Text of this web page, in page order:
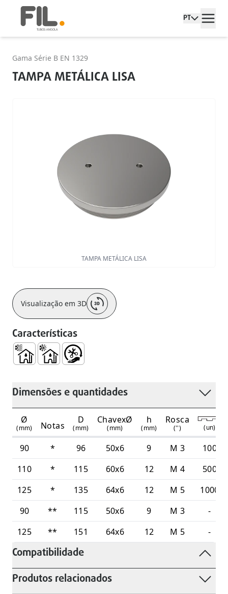
PT
Gama Série B EN 1329
TAMPA METÁLICA LISA
TAMPA METÁLICA LISA
Visualização em 3D
Características
Dimensões e quantidades
Ø
(mm) Notas
D
(mm)
ChavexØ
(mm)
h
(mm)
Rosca
('') (un)
90 * 96 50x6 9 M 3
100
110
* 115 60x6 12 M 4
500
125
* 135 64x6 12 M 5
1000
90
** 115 50x6 9 M 3
-
125
** 151 64x6 12 M 5 -
Compatibilidade
Produtos relacionados